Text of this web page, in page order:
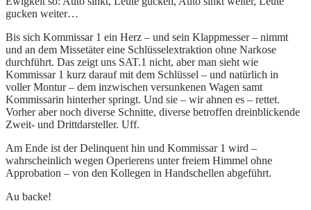
gucken weiter…
Bis sich Kommissar 1 ein Herz – und sein Klappmesser – nimmt
und an dem Missetäter eine Schlüsselextraktion ohne Narkose
durchführt. Das zeigt uns SAT.1 nicht, aber man sieht wie
Kommissar 1 kurz darauf mit dem Schlüssel – und natürlich in
voller Montur – dem inzwischen versunkenen Wagen samt
Kommissarin hinterher springt. Und sie – wir ahnen es – rettet.
Vorher aber noch diverse Schnitte, diverse betroffen dreinblickende
Zweit- und Drittdarsteller. Uff.
Am Ende ist der Delinquent hin und Kommissar 1 wird –
wahrscheinlich wegen Operierens unter freiem Himmel ohne
Approbation – von den Kollegen in Handschellen abgeführt.
Au backe!